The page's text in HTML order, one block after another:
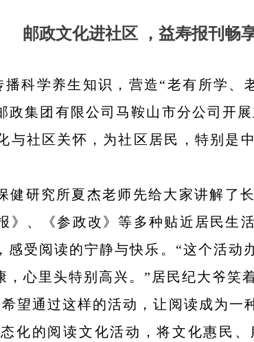
邮政文化进社区 ，益寿报刊畅
科学养生知识，营造“老有所学、
集团有限公司马鞍山市分公司开
与社区关怀，为社区居民，特别是
健研究所夏杰老师先给大家讲解了
》、《参政改》等多种贴近居民生
受阅读的宁静与快乐。“这个活动
心里头特别高兴。”居民纪大爷笑
望通过这样的活动，让阅读成为一
化的阅读文化活动，将文化惠民